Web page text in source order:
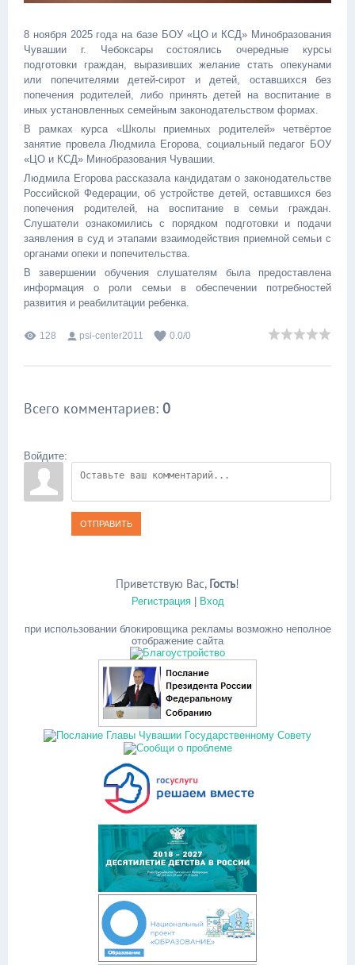
8 ноября 2025 года на базе БОУ «ЦО и КСД» Минобразования
Чувашии г. Чебоксары состоялись очередные курсы
подготовки граждан, выразивших желание стать опекунами
или попечителями детей-сирот и детей, оставшихся без
попечения родителей, либо принять детей на воспитание в
иных установленных семейным законодательством формах.
В рамках курса «Школы приемных родителей» четвёртое
занятие провела Людмила Егорова, социальный педагог БОУ
«ЦО и КСД» Минобразования Чувашии.
Людмила Егорова рассказала кандидатам о законодательстве
Российской Федерации, об устройстве детей, оставшихся без
попечения родителей, на воспитание в семьи граждан.
Слушатели ознакомились с порядком подготовки и подачи
заявления в суд и этапами взаимодействия приемной семьи с
органами опеки и попечительства.
В завершении обучения слушателям была предоставлена
информация о роли семьи в обеспечении потребностей
развития и реабилитации ребенка.
128 psi-center2011 0.0/0
Всего комментариев: 0
Войдите:
ОТПРАВИТЬ
Приветствую Вас, Гость!
Регистрация| Вход
при использовании блокировщика рекламы возможно неполное
отображение сайта